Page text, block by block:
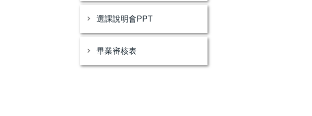
選課說明會PPT
畢業審核表